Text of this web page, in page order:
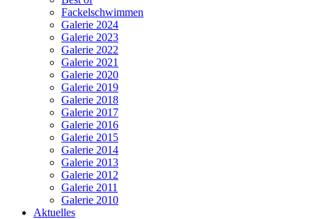
Fackelschwimmen
Galerie 2024
Galerie 2023
Galerie 2022
Galerie 2021
Galerie 2020
Galerie 2019
Galerie 2018
Galerie 2017
Galerie 2016
Galerie 2015
Galerie 2014
Galerie 2013
Galerie 2012
Galerie 2011
Galerie 2010
Aktuelles